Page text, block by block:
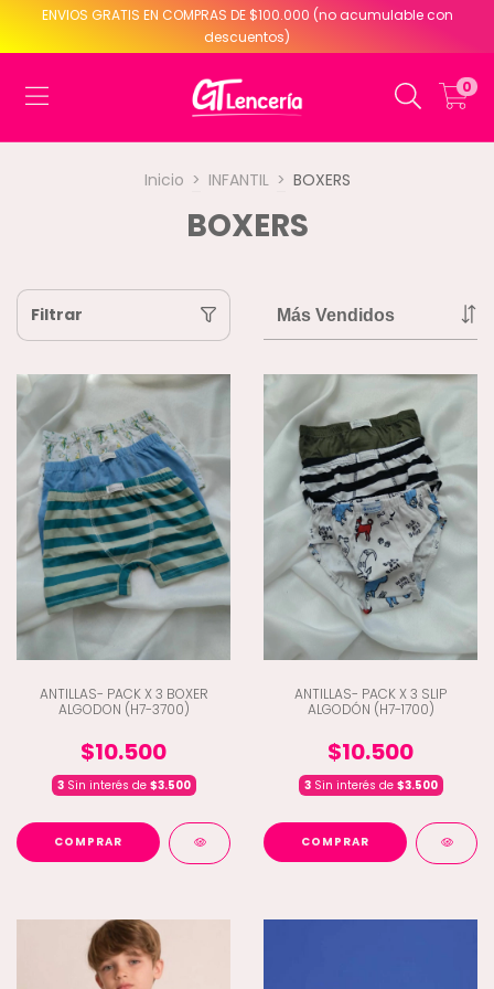
ENVIOS GRATIS EN COMPRAS DE $100.000 (no acumulable con
descuentos)
0
Inicio > INFANTIL > BOXERS
BOXERS
Filtrar
ANTILLAS- PACK X 3 BOXER
ALGODON (H7-3700)
$10.500
3Sin interés de $3.500
COMPRAR
ANTILLAS- PACK X 3 SLIP
ALGODÓN (H7-1700)
$10.500
3Sin interés de $3.500
COMPRAR